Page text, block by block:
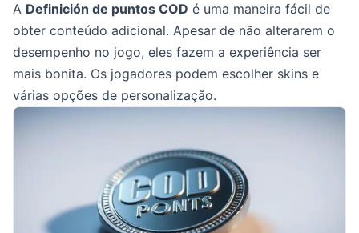
A Definición de puntos COD é uma maneira fácil de
obter conteúdo adicional. Apesar de não alterarem o
desempenho no jogo, eles fazem a experiência ser
mais bonita. Os jogadores podem escolher skins e
várias opções de personalização.